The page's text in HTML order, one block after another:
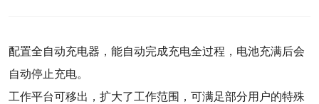
配置全自动充电器，能自动完成充电全过程，电池充满后会
自动停止充电。
工作平台可移出，扩大了工作范围，可满足部分用户的特殊